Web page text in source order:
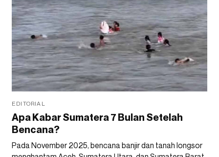
EDITORIAL
Apa Kabar Sumatera 7 Bulan Setelah
Bencana?
Pada November 2025, bencana banjir dan tanah longsor